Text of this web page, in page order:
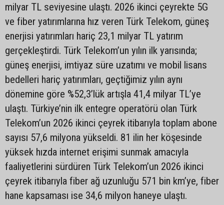
milyar TL seviyesine ulaştı. 2026 ikinci çeyrekte 5G
ve fiber yatırımlarına hız veren Türk Telekom, güneş
enerjisi yatırımları hariç 23,1 milyar TL yatırım
gerçekleştirdi. Türk Telekom’un yılın ilk yarısında;
güneş enerjisi, imtiyaz süre uzatımı ve mobil lisans
bedelleri hariç yatırımları, geçtiğimiz yılın aynı
dönemine göre %52,3’lük artışla 41,4 milyar TL’ye
ulaştı. Türkiye’nin ilk entegre operatörü olan Türk
Telekom’un 2026 ikinci çeyrek itibarıyla toplam abone
sayısı 57,6 milyona yükseldi. 81 ilin her köşesinde
yüksek hızda internet erişimi sunmak amacıyla
faaliyetlerini sürdüren Türk Telekom’un 2026 ikinci
çeyrek itibarıyla fiber ağ uzunluğu 571 bin km’ye, fiber
hane kapsaması ise 34,6 milyon haneye ulaştı.